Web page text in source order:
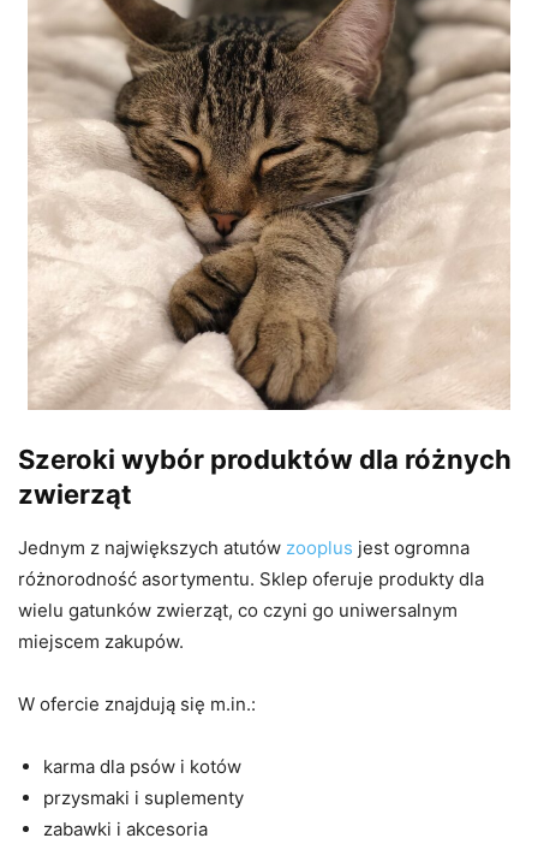
Szeroki wybór produktów dla różnych
zwierząt
Jednym z największych atutów zooplus jest ogromna
różnorodność asortymentu. Sklep oferuje produkty dla
wielu gatunków zwierząt, co czyni go uniwersalnym
miejscem zakupów.
W ofercie znajdują się m.in.:
karma dla psów i kotów
przysmaki i suplementy
zabawki i akcesoria